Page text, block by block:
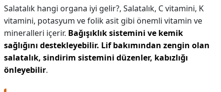
Salatalık hangi organa iyi gelir?, Salatalık, C vitamini, K
vitamini, potasyum ve folik asit gibi önemli vitamin ve
mineralleri içerir. Bağışıklık sistemini ve kemik
sağlığını destekleyebilir. Lif bakımından zengin olan
salatalık, sindirim sistemini düzenler, kabızlığı
önleyebilir.